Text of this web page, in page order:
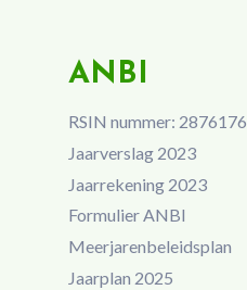
ANBI
RSIN nummer: 2876176
Jaarverslag 2023
Jaarrekening 2023
Formulier ANBI
Meerjarenbeleidsplan
Jaarplan 2025